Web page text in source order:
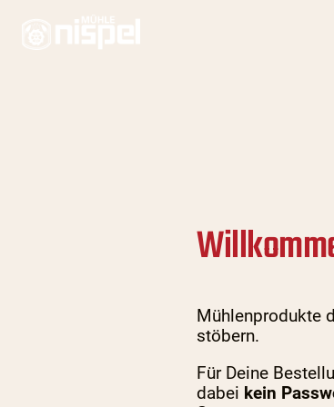
Mühlenprodukte
stöbern.
Für Deine
dabei kein